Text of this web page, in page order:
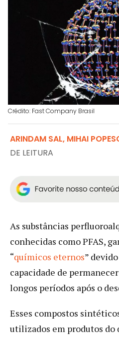
Crédito: Fast Company Brasil
ARINDAM SAL, MIHAI
DE LEITURA
As substâncias
conhecidas como PFAS,
“químicos eternos”
capacidade de
longos períodos após o
Esses compostos
utilizados em produtos do